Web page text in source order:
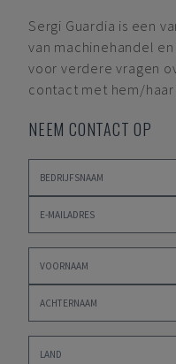
Sergi Guardia is een
van machinehandel
voor verdere vragen
contact met hem/haar
NEEM CONTACT OP